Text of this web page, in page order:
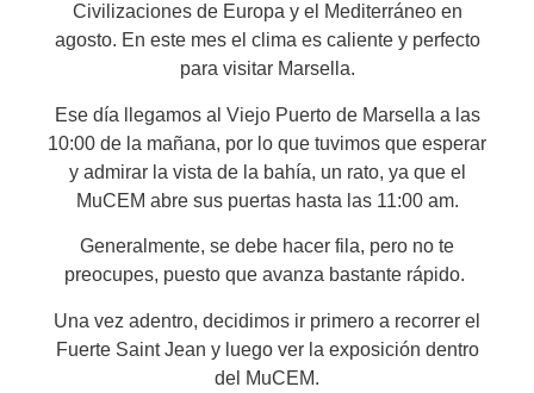
Civilizaciones de Europa y el Mediterráneo en
agosto. En este mes el clima es caliente y perfecto
para visitar Marsella.
Ese día llegamos al Viejo Puerto de Marsella a las
10:00 de la mañana, por lo que tuvimos que esperar
y admirar la vista de la bahía, un rato, ya que el
MuCEM abre sus puertas hasta las 11:00 am.
Generalmente, se debe hacer fila, pero no te
preocupes, puesto que avanza bastante rápido.
Una vez adentro, decidimos ir primero a recorrer el
Fuerte Saint Jean y luego ver la exposición dentro
del MuCEM.